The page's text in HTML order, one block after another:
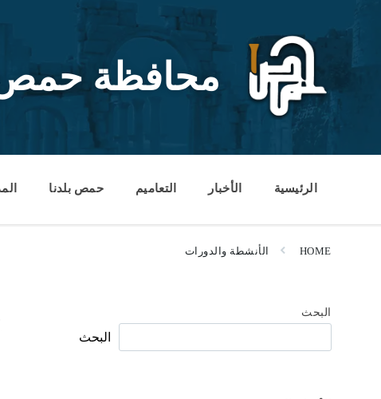
content
محافظة
الرئيسية الأخبار التعاميم حمص بلدنا
HOME الأنشطة والدورات
البحث
البحث